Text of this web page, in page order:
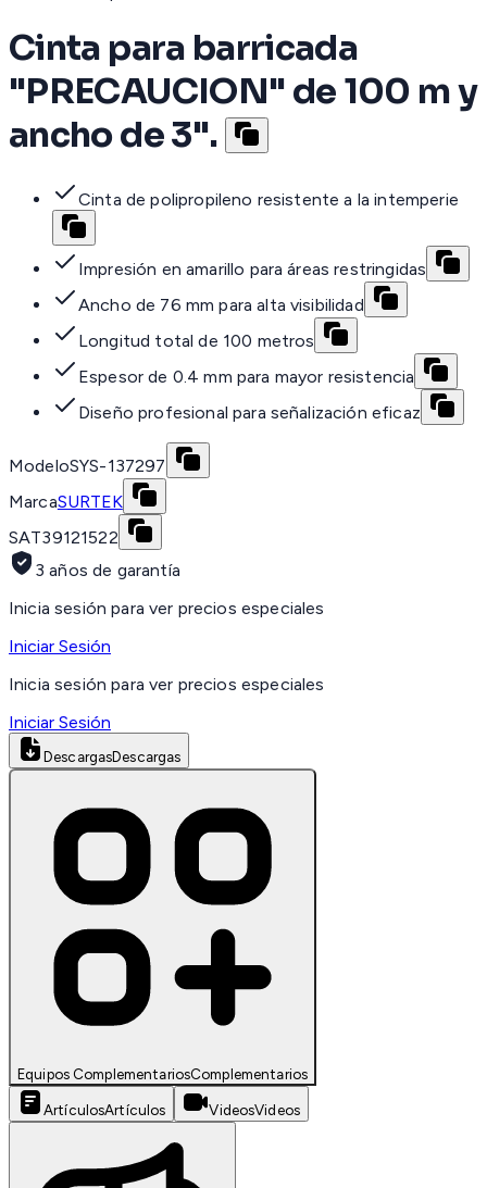
Cinta para barricada
"PRECAUCION" de 100 m y
ancho de 3".
Cinta de polipropileno resistente a la intemperie
Impresión en amarillo para áreas restringidas
Ancho de 76 mm para alta visibilidad
Longitud total de 100 metros
Espesor de 0.4 mm para mayor resistencia
Diseño profesional para señalización eficaz
ModeloSYS-137297
MarcaSURTEK
SAT39121522
3 años de garantía
Inicia sesión para ver precios especiales
Iniciar Sesión
Inicia sesión para ver precios especiales
Iniciar Sesión
DescargasDescargas
Equipos ComplementariosComplementarios
ArtículosArtículos VideosVideos